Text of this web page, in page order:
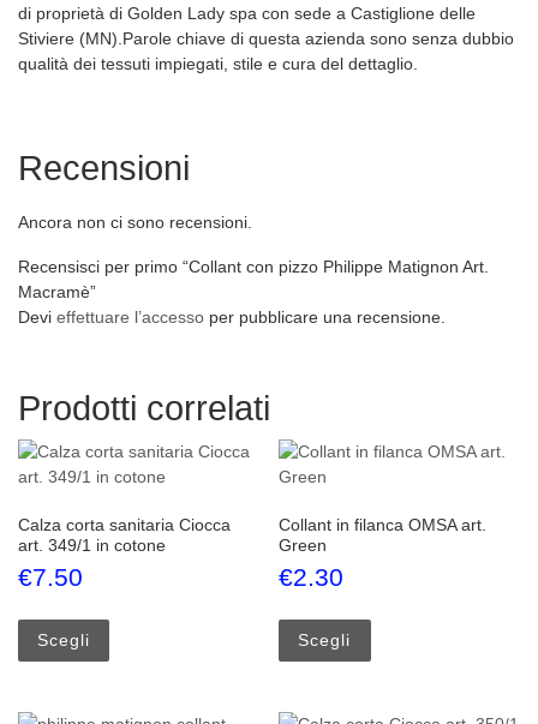
di proprietà di Golden Lady spa con sede a Castiglione delle
Stiviere (MN).Parole chiave di questa azienda sono senza dubbio
qualità dei tessuti impiegati, stile e cura del dettaglio.
Recensioni
Ancora non ci sono recensioni.
Recensisci per primo “Collant con pizzo Philippe Matignon Art.
Macramè”
Devi effettuare l’accesso per pubblicare una recensione.
Prodotti correlati
Calza corta sanitaria Ciocca
art. 349/1 in cotone
€7.50
Scegli
Collant in filanca OMSA art.
Green
€2.30
Scegli